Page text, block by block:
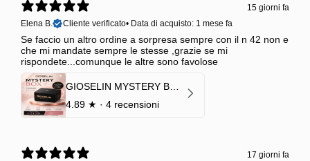
15 giorni fa
Elena B.
Cliente verificato• Data di acquisto: 1 mese fa
Se faccio un altro ordine a sorpresa sempre con il n 42 non e
che mi mandate sempre le stesse ,grazie se mi
rispondete...comunque le altre sono favolose
4.89 ★ · 4 recensioni
17 giorni fa